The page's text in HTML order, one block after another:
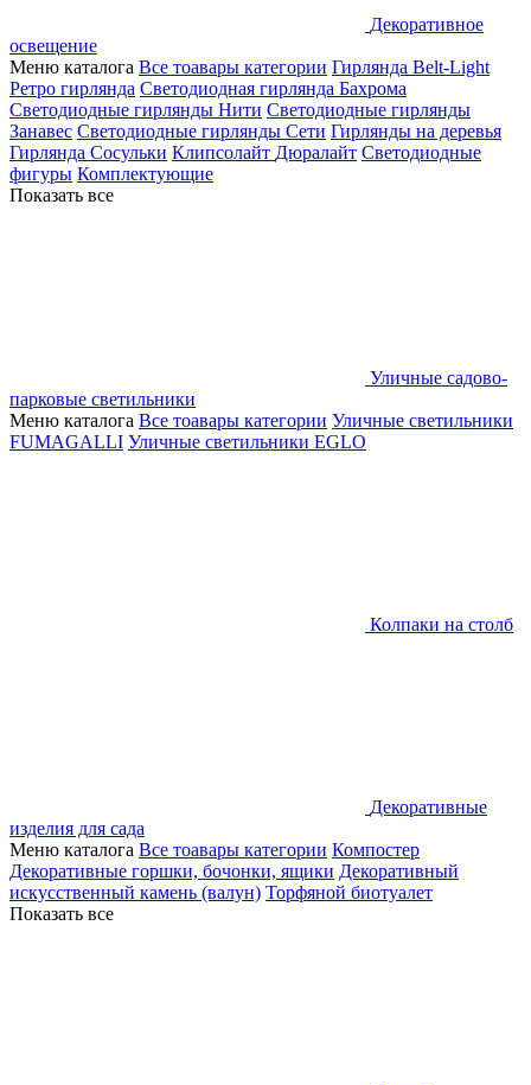
Декоративное
освещение
Меню каталога Все тоавары категории Гирлянда Belt-Light
Ретро гирлянда Светодиодная гирлянда Бахрома
Светодиодные гирлянды Нити Светодиодные гирлянды
Занавес Светодиодные гирлянды Сети Гирлянды на деревья
Гирлянда Сосульки Клипсолайт Дюралайт Светодиодные
фигуры Комплектующие
Показать все
Уличные садово-
парковые светильники
Меню каталога Все тоавары категории Уличные светильники
FUMAGALLI Уличные светильники EGLO
Колпаки на столб
Декоративные
изделия для сада
Меню каталога Все тоавары категории Компостер
Декоративные горшки, бочонки, ящики Декоративный
искусственный камень (валун) Торфяной биотуалет
Показать все